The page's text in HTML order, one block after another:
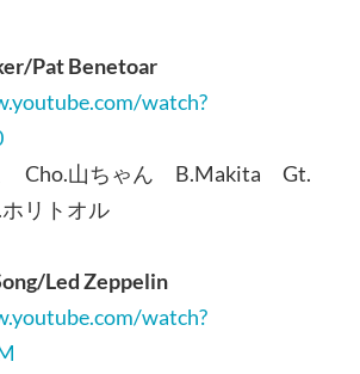
Pat Benetoar
watch?
Cho.山ちゃん B.Makita Gt.
リトオル
Led Zeppelin
watch?